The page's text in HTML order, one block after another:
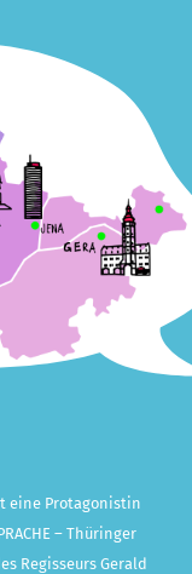
eine Protagonistin
– Thüringer
Regisseurs Gerald